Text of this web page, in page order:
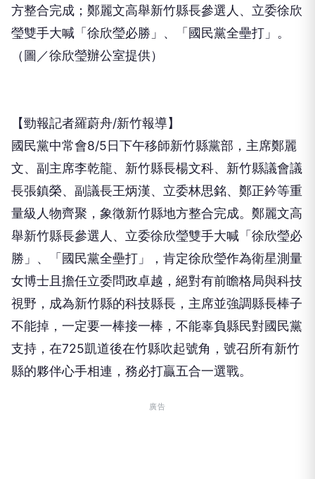
方整合完成；鄭麗文高舉新竹縣長參選人、立委徐欣
瑩雙手大喊「徐欣瑩必勝」、「國民黨全壘打」。
（圖／徐欣瑩辦公室提供）
【勁報記者羅蔚舟/新竹報導】
國民黨中常會8/5日下午移師新竹縣黨部，主席鄭麗
文、副主席李乾龍、新竹縣長楊文科、新竹縣議會議
長張鎮榮、副議長王炳漢、立委林思銘、鄭正鈐等重
量級人物齊聚，象徵新竹縣地方整合完成。鄭麗文高
舉新竹縣長參選人、立委徐欣瑩雙手大喊「徐欣瑩必
勝」、「國民黨全壘打」，肯定徐欣瑩作為衛星測量
女博士且擔任立委問政卓越，絕對有前瞻格局與科技
視野，成為新竹縣的科技縣長，主席並強調縣長棒子
不能掉，一定要一棒接一棒，不能辜負縣民對國民黨
支持，在725凱道後在竹縣吹起號角，號召所有新竹
縣的夥伴心手相連，務必打贏五合一選戰。
廣告